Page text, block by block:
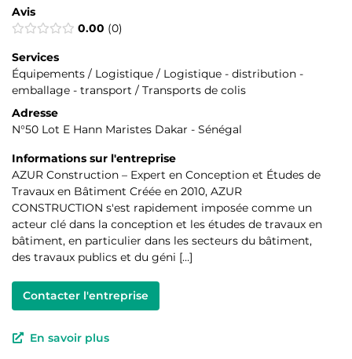
Avis
0.00 0
Services
Équipements / Logistique / Logistique - distribution -
emballage - transport / Transports de colis
Adresse
N°50 Lot E Hann Maristes Dakar - Sénégal
Informations sur l'entreprise
AZUR Construction – Expert en Conception et Études de
Travaux en Bâtiment Créée en 2010, AZUR
CONSTRUCTION s'est rapidement imposée comme un
acteur clé dans la conception et les études de travaux en
bâtiment, en particulier dans les secteurs du bâtiment,
des travaux publics et du géni […]
Contacter l'entreprise
En savoir plus